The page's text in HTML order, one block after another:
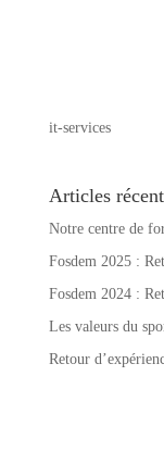
it-services
Articles
Notre centre de
Fosdem 2025 :
Fosdem 2024 :
Les valeurs du
Retour